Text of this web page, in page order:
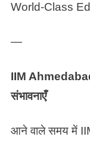
World-Class
—
IIM
संभावनाएँ
आने वाले समय में